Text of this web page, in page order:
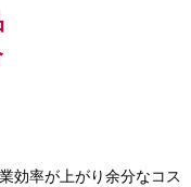
効率が上がり余分なコス